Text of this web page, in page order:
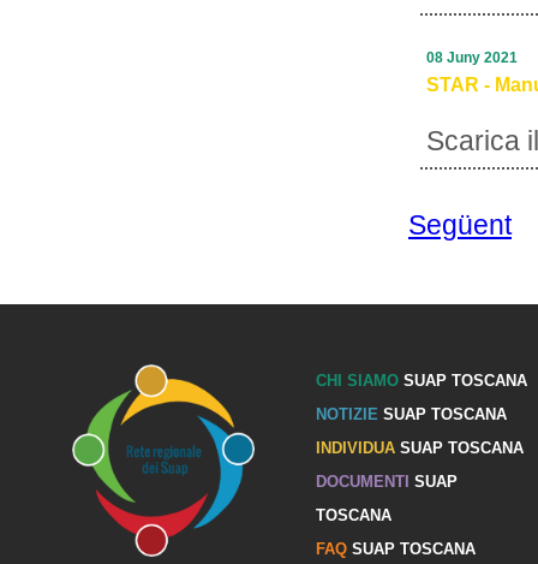
STAR -
Scarica
08 Juny 2021
Següent
CHI SIAMOSUAP TOSCANA
NOTIZIE SUAP TOSCANA
INDIVIDUASUAP TOSCANA
DOCUMENTI SUAP
TOSCANA
FAQSUAP TOSCANA